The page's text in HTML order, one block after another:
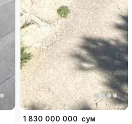
1 830 000 000 сум